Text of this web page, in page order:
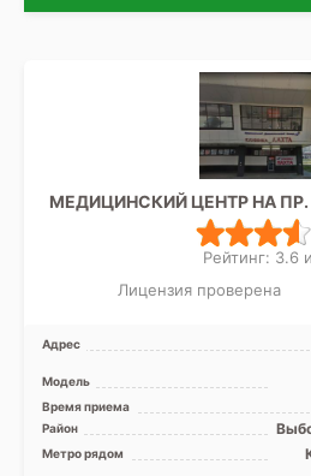
МЕДИЦИНСКИЙ ЦЕНТР НА
Рейтинг: 3.6
Лицензия проверена
Адрес
Модель
Время приема
Район
Метро рядом